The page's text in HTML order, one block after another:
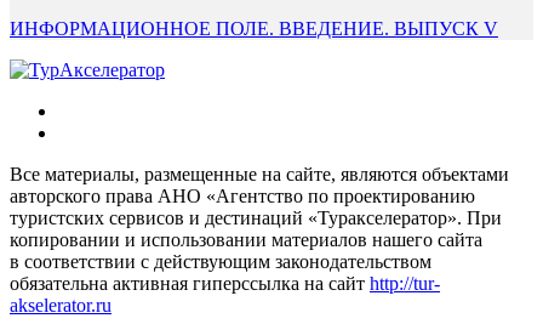
ИНФОРМАЦИОННОЕ ПОЛЕ. ВВЕДЕНИЕ. ВЫПУСК V
Все материалы, размещенные на сайте, являются объектами
авторского права АНО «Агентство по проектированию
туристских сервисов и дестинаций «Туракселератор». При
копировании и использовании материалов нашего сайта
в соответствии с действующим законодательством
обязательна активная гиперссылка на сайт http://tur-
akselerator.ru